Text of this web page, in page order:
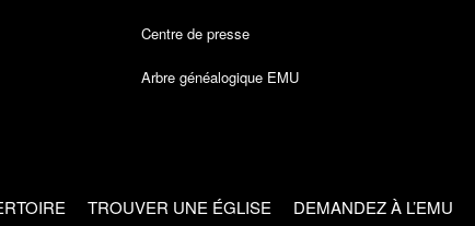
Centre de presse
Arbre généalogique EMU
TROUVER UNE ÉGLISE DEMANDEZ À L’EMU